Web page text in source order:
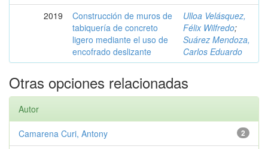
2019
Construcción de muros de
tabiquería de concreto
ligero mediante el uso de
encofrado deslizante
Ulloa Velásquez,
Félix Wilfredo;
Suárez Mendoza,
Carlos Eduardo
Otras opciones relacionadas
Autor
2
Camarena Curi, Antony